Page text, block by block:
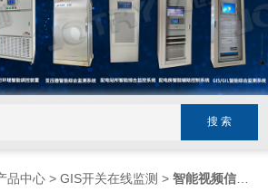
品中心 >GIS开关在线监测 >智能视频信息识别监控系统